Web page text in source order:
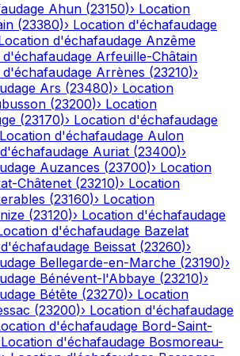
Ahun (23150)› Location
(23380)› Location d'échafaudage
d'échafaudage Anzême
Arfeuille-Châtain
Arrènes (23210)›
Ars (23480)› Location
(23200)› Location
(23170)› Location d'échafaudage
Location d'échafaudage Aulon
Auriat (23400)›
Auzances (23700)› Location
Châtenet (23210)› Location
(23160)› Location
(23120)› Location d'échafaudage
d'échafaudage Bazelat
Beissat (23260)›
Bellegarde-en-Marche (23190)›
Bénévent-l'Abbaye (23210)›
Bétête (23270)› Location
(23200)› Location d'échafaudage
d'échafaudage Bord-Saint-
Location d'échafaudage Bosmoreau-